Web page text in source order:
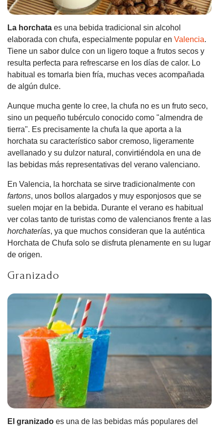
La horchata es una bebida tradicional sin alcohol
elaborada con chufa, especialmente popular en Valencia.
Tiene un sabor dulce con un ligero toque a frutos secos y
resulta perfecta para refrescarse en los días de calor. Lo
habitual es tomarla bien fría, muchas veces acompañada
de algún dulce.
Aunque mucha gente lo cree, la chufa no es un fruto seco,
sino un pequeño tubérculo conocido como "almendra de
tierra". Es precisamente la chufa la que aporta a la
horchata su característico sabor cremoso, ligeramente
avellanado y su dulzor natural, convirtiéndola en una de
las bebidas más representativas del verano valenciano.
En Valencia, la horchata se sirve tradicionalmente con
fartons, unos bollos alargados y muy esponjosos que se
suelen mojar en la bebida. Durante el verano es habitual
ver colas tanto de turistas como de valencianos frente a las
horchaterías, ya que muchos consideran que la auténtica
Horchata de Chufa solo se disfruta plenamente en su lugar
de origen.
Granizado
El granizado es una de las bebidas más populares del